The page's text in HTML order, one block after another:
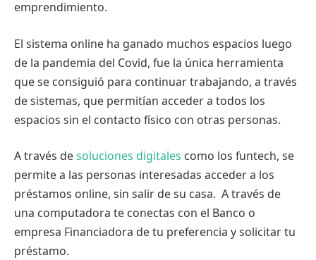
emprendimiento.
El sistema online ha ganado muchos espacios luego
de la pandemia del Covid, fue la única herramienta
que se consiguió para continuar trabajando, a través
de sistemas, que permitían acceder a todos los
espacios sin el contacto físico con otras personas.
A través desoluciones digitales como los funtech, se
permite a las personas interesadas acceder a los
préstamos online, sin salir de su casa. A través de
una computadora te conectas con el Banco o
empresa Financiadora de tu preferencia y solicitar tu
préstamo.